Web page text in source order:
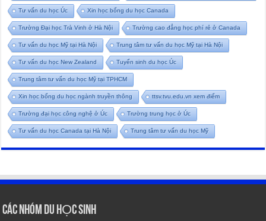
Tư vấn du học Úc Xin học bổng du học Canada
Trường Đại học Trà Vinh ở Hà Nội Trường cao đẳng học phí rẻ ở Canada
Tư vấn du học Mỹ tại Hà Nội Trung tâm tư vấn du học Mỹ tại Hà Nội
Tư vấn du học New Zealand Tuyển sinh du học Úc
Trung tâm tư vấn du học Mỹ tại TPHCM
Xin học bổng du học ngành truyền thông ttsv.tvu.edu.vn xem điểm
Trường đại học công nghệ ở Úc Trường trung học ở Úc
Tư vấn du học Canada tại Hà Nội Trung tâm tư vấn du học Mỹ
CÁC NHÓM DU HỌC SINH